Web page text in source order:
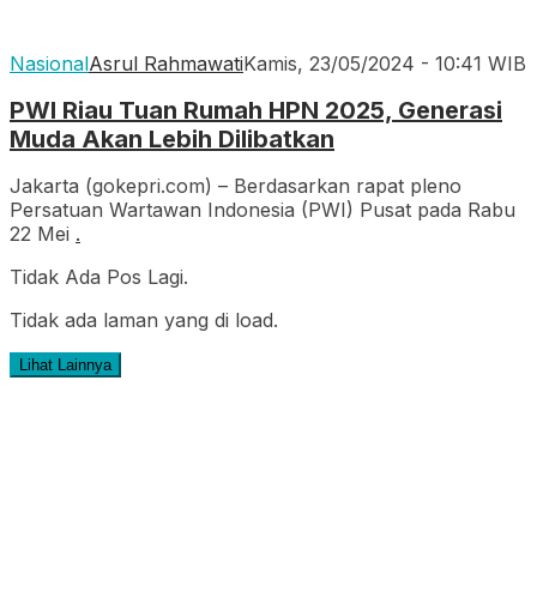
NasionalAsrul RahmawatiKamis, 23/05/2024 - 10:41 WIB
PWI Riau Tuan Rumah HPN 2025, Generasi
Muda Akan Lebih Dilibatkan
Jakarta (gokepri.com) – Berdasarkan rapat pleno
Persatuan Wartawan Indonesia (PWI) Pusat pada Rabu
22 Mei .
Tidak Ada Pos Lagi.
Tidak ada laman yang di load.
Lihat Lainnya